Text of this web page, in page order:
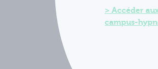
Accéder
campus-